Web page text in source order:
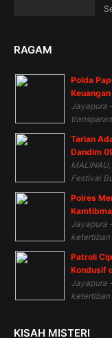
RAGAM
Polda
Jayapura
Tarian
Dandim
Festival
Polres
Jayapura
ketertiban
Patroli
Kondusif
Jayapura
ketertiban
KISAH MISTERI